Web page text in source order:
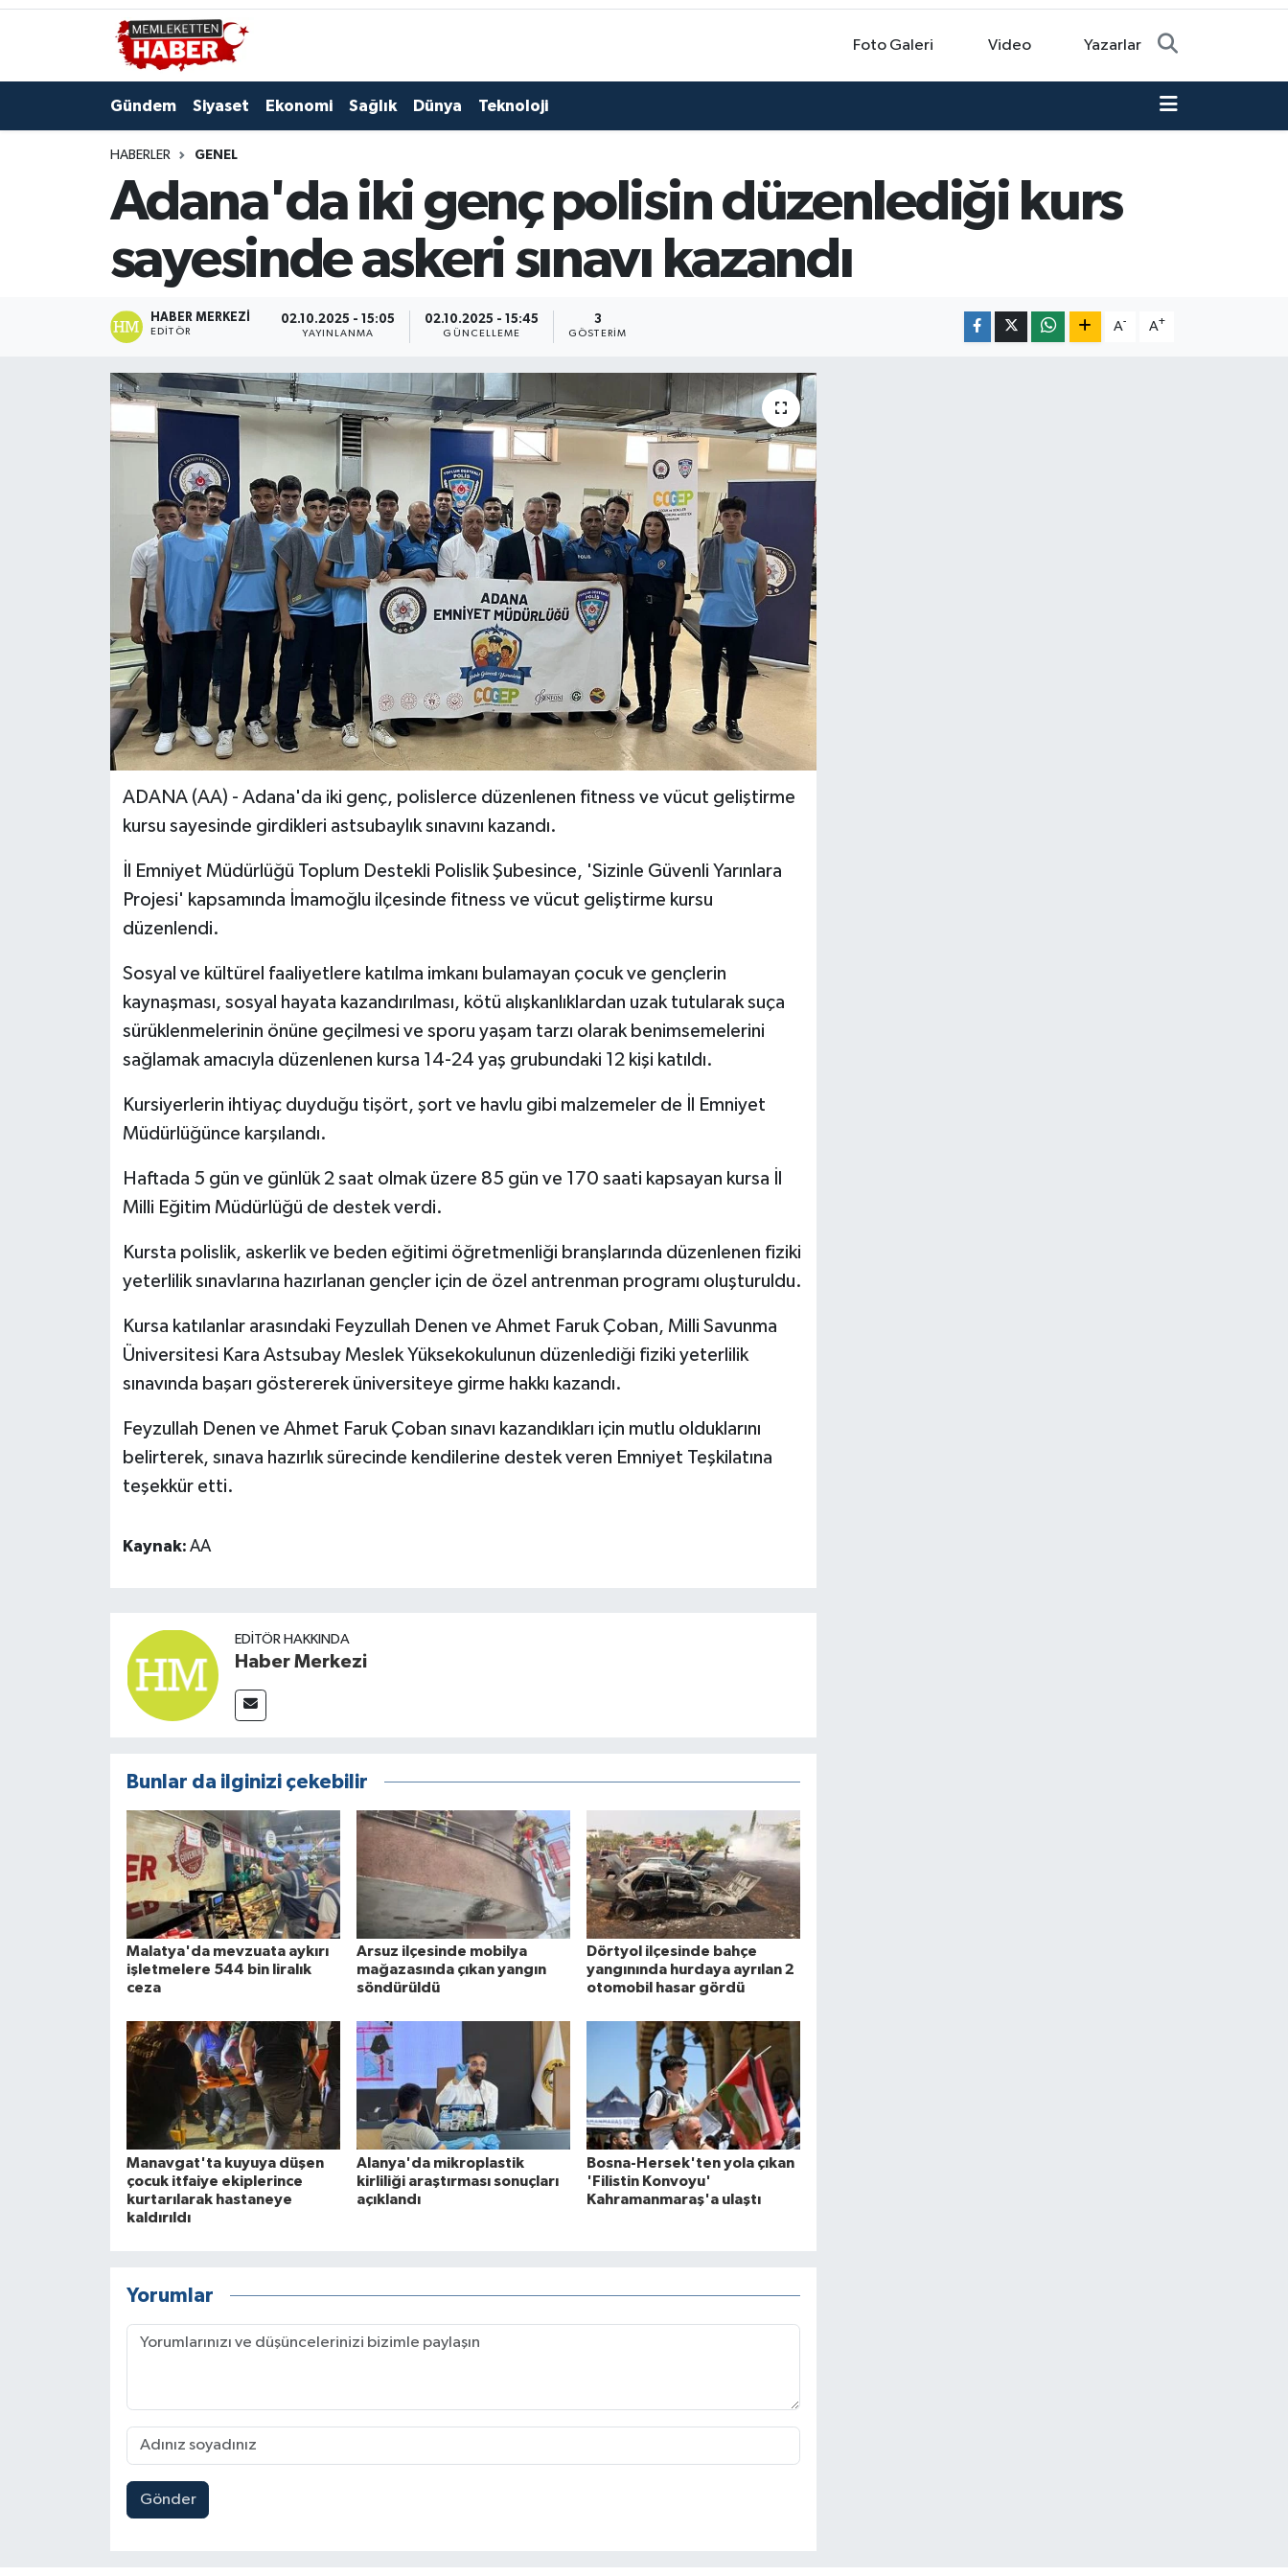
Foto Galeri Video Yazarlar
Gündem Siyaset Ekonomi Sağlık Dünya Teknoloji
HABERLER GENEL
Adana'da iki genç polisin düzenlediği kurs
sayesinde askeri sınavı kazandı
HABER MERKEZI
EDITÖR
02.10.2025 - 15:05
YAYINLANMA
02.10.2025 - 15:45
GÜNCELLEME
3
GÖSTERIM
A- A+
ADANA (AA) - Adana'da iki genç, polislerce düzenlenen fitness ve vücut geliştirme
kursu sayesinde girdikleri astsubaylık sınavını kazandı.
İl Emniyet Müdürlüğü Toplum Destekli Polislik Şubesince, 'Sizinle Güvenli Yarınlara
Projesi' kapsamında İmamoğlu ilçesinde fitness ve vücut geliştirme kursu
düzenlendi.
Sosyal ve kültürel faaliyetlere katılma imkanı bulamayan çocuk ve gençlerin
kaynaşması, sosyal hayata kazandırılması, kötü alışkanlıklardan uzak tutularak suça
sürüklenmelerinin önüne geçilmesi ve sporu yaşam tarzı olarak benimsemelerini
sağlamak amacıyla düzenlenen kursa 14-24 yaş grubundaki 12 kişi katıldı.
Kursiyerlerin ihtiyaç duyduğu tişört, şort ve havlu gibi malzemeler de İl Emniyet
Müdürlüğünce karşılandı.
Haftada 5 gün ve günlük 2 saat olmak üzere 85 gün ve 170 saati kapsayan kursa İl
Milli Eğitim Müdürlüğü de destek verdi.
Kursta polislik, askerlik ve beden eğitimi öğretmenliği branşlarında düzenlenen fiziki
yeterlilik sınavlarına hazırlanan gençler için de özel antrenman programı oluşturuldu.
Kursa katılanlar arasındaki Feyzullah Denen ve Ahmet Faruk Çoban, Milli Savunma
Üniversitesi Kara Astsubay Meslek Yüksekokulunun düzenlediği fiziki yeterlilik
sınavında başarı göstererek üniversiteye girme hakkı kazandı.
Feyzullah Denen ve Ahmet Faruk Çoban sınavı kazandıkları için mutlu olduklarını
belirterek, sınava hazırlık sürecinde kendilerine destek veren Emniyet Teşkilatına
teşekkür etti.
Kaynak: AA
EDITÖR HAKKINDA
Haber Merkezi
Bunlar da ilginizi çekebilir
Malatya'da mevzuata aykırı
işletmelere 544 bin liralık
ceza
Arsuz ilçesinde mobilya
mağazasında çıkan yangın
söndürüldü
Dörtyol ilçesinde bahçe
yangınında hurdaya ayrılan 2
otomobil hasar gördü
Manavgat'ta kuyuya düşen
çocuk itfaiye ekiplerince
kurtarılarak hastaneye
kaldırıldı
Alanya'da mikroplastik
kirliliği araştırması sonuçları
açıklandı
Bosna-Hersek'ten yola çıkan
'Filistin Konvoyu'
Kahramanmaraş'a ulaştı
Yorumlar
Gönder